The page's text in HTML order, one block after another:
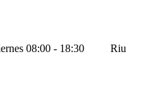
08:00 - 18:30
Riu